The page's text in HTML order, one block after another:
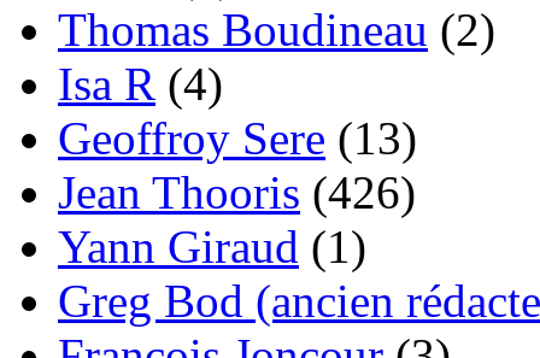
Thomas Boudineau (2)
Isa R (4)
Geoffroy Sere (13)
Jean Thooris (426)
Yann Giraud (1)
Greg Bod (ancien